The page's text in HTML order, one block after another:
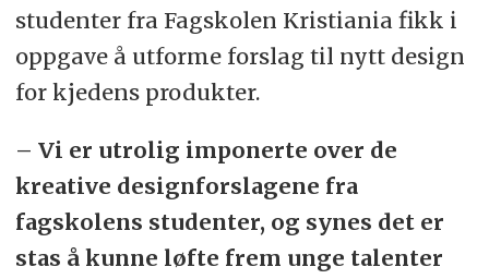
studenter fra Fagskolen Kristiania fikk i
oppgave å utforme forslag til nytt design
for kjedens produkter.
– Vi er utrolig imponerte over de
kreative designforslagene fra
fagskolens studenter, og synes det er
stas å kunne løfte frem unge talenter